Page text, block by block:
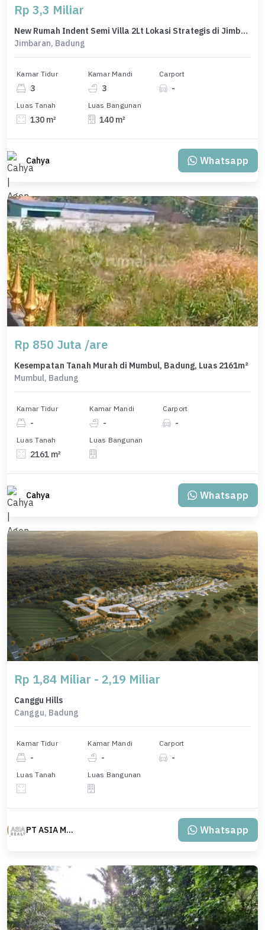
Rp 3,3 Miliar
New Rumah Indent Semi Villa 2Lt Lokasi Strategis di Jimbaran
Jimbaran, Badung
Kamar Tidur
3
Kamar Mandi
3
Carport
-
Luas Tanah
130 m²
Luas Bangunan
140 m²
Cahya Whatsapp
Rp 850 Juta /are
Kesempatan Tanah Murah di Mumbul, Badung, Luas 2161m²
Mumbul, Badung
Kamar Tidur
-
Kamar Mandi
-
Carport
-
Luas Tanah
2161 m²
Luas Bangunan
Cahya Whatsapp
Rp 1,84 Miliar - 2,19 Miliar
Canggu Hills
Canggu, Badung
Kamar Tidur
-
Kamar Mandi
-
Carport
-
Luas Tanah Luas Bangunan
PT ASIA MAS REALTY Whatsapp